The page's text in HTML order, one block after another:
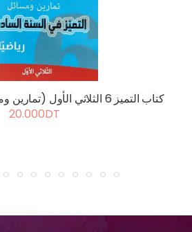
كتاب التميز 6 الثلاثي الأول (تمارين ومسائل) الكتب الازرق
20.000DT